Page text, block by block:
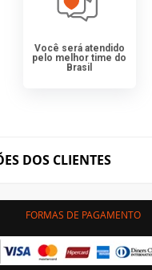
Você será atendido
pelo melhor time do
Brasil
DOS CLIENTES
FORMAS DE PAGAMENTO